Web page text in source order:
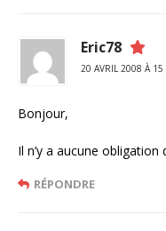
Eric78
20 AVRIL 2008 À
Bonjour,
Il n’y a aucune
RÉPONDRE